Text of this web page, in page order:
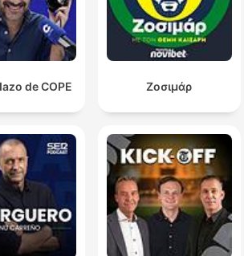
de COPE Ζοσιμάρ